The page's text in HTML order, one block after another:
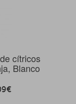
cítricos
Blanco